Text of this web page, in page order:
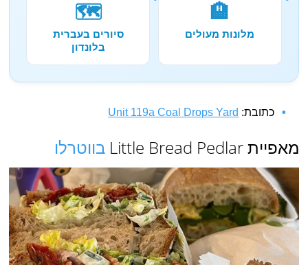
🏨
מלונות מעולים
🗺️
סיורים בעברית
בלונדון
כתובת: Unit 119a Coal Drops Yard
מאפיית Little Bread Pedlar בווטרלו